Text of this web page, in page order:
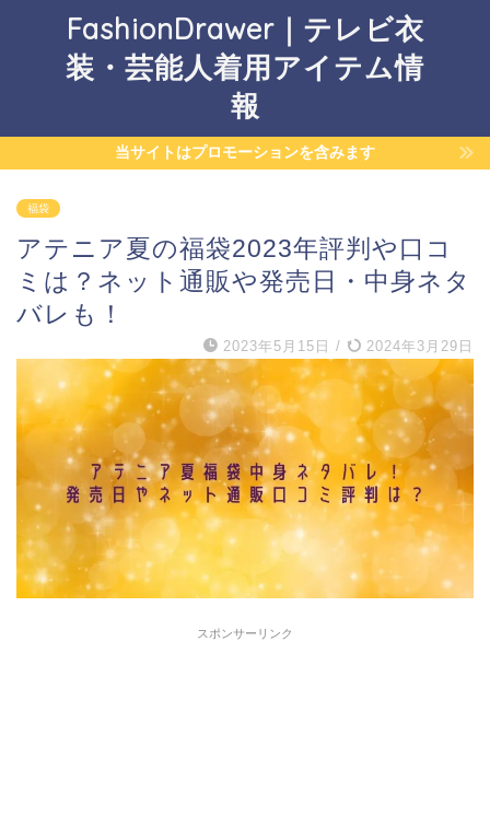
FashionDrawer｜テレビ衣
装・芸能人着用アイテム情
報
当サイトはプロモーションを含みます
福袋
アテニア夏の福袋2023年評判や口コ
ミは？ネット通販や発売日・中身ネタ
バレも！
2023年5月15日 / 2024年3月29日
スポンサーリンク